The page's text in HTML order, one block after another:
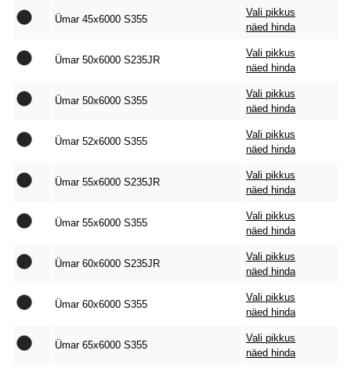
Ümar 45x6000 S355
Vali pikkus
näed hinda
Ümar 50x6000 S235JR
Vali pikkus
näed hinda
Ümar 50x6000 S355
Vali pikkus
näed hinda
Ümar 52x6000 S355
Vali pikkus
näed hinda
Ümar 55x6000 S235JR
Vali pikkus
näed hinda
Ümar 55x6000 S355
Vali pikkus
näed hinda
Ümar 60x6000 S235JR
Vali pikkus
näed hinda
Ümar 60x6000 S355
Vali pikkus
näed hinda
Ümar 65x6000 S355
Vali pikkus
näed hinda